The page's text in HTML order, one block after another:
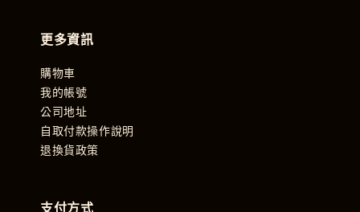
更多資訊
購物車
我的帳號
公司地址
自取付款操作說明
退換貨政策
支付方式